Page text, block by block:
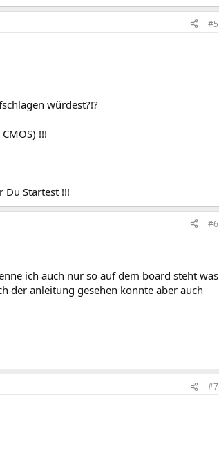
#5
würdest?!?
!!!
Du Startest !!!
#6
ich auch nur so auf dem board steht was
der anleitung gesehen konnte aber auch
#7